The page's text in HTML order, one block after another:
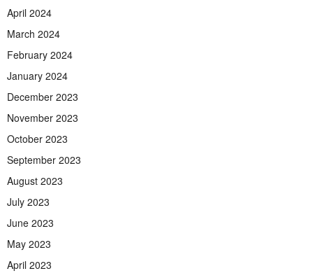
April 2024
March 2024
February 2024
January 2024
December 2023
November 2023
October 2023
September 2023
August 2023
July 2023
June 2023
May 2023
April 2023